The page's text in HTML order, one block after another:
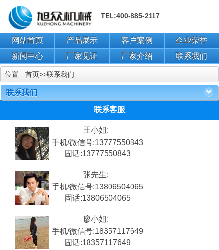
TEL:400-885-2117
网站首页 产品展示 客户案例
企业荣誉
新闻中心
厂家见证 厂家介绍 联系我们
位置： 首页>>联系我们
联系我们
联系客服
王小姐:
手机/微信号:13777550843
固话:13777550843
张先生:
手机/微信号:13806504065
固话:13806504065
廖小姐:
手机/微信号:18357117649
固话:18357117649